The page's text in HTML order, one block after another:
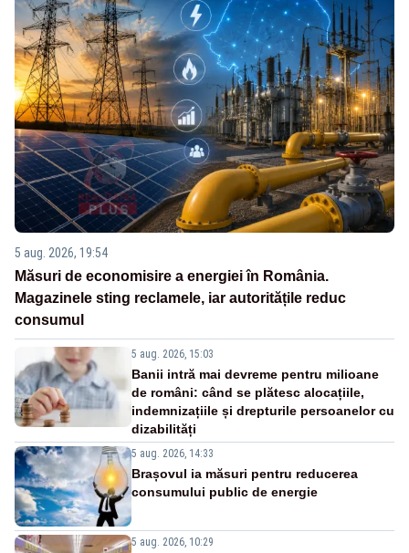
5 aug. 2026, 19:54
Măsuri de economisire a energiei în România.
Magazinele sting reclamele, iar autoritățile reduc
consumul
5 aug. 2026, 15:03
Banii intră mai devreme pentru milioane
de români: când se plătesc alocațiile,
indemnizațiile și drepturile persoanelor cu
dizabilități
5 aug. 2026, 14:33
Brașovul ia măsuri pentru reducerea
consumului public de energie
5 aug. 2026, 10:29